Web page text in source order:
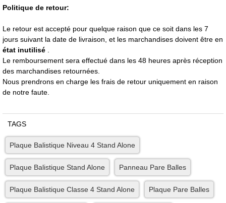
Politique de retour:
Le retour est accepté pour quelque raison que ce soit dans les 7
jours suivant la date de livraison, et les marchandises doivent être en
état inutilisé
Le remboursement sera effectué dans les 48 heures après réception
des marchandises retournées.
Nous prendrons en charge les frais de retour uniquement en raison
de notre faute.
TAGS
Plaque Balistique Niveau 4 Stand Alone
Plaque Balistique Stand Alone Panneau Pare Balles
Plaque Balistique Classe 4 Stand Alone Plaque Pare Balles